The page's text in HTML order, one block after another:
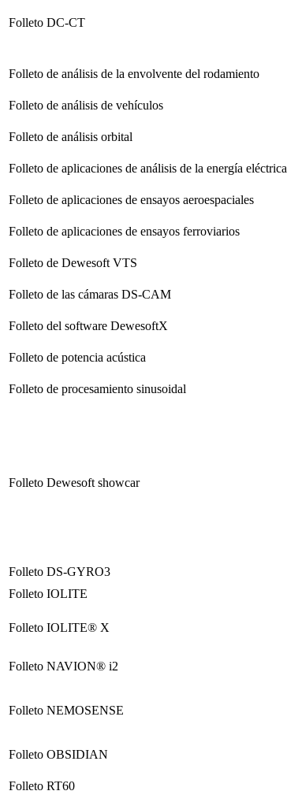
Folleto DC-CT
Folleto de análisis de la envolvente del rodamiento
Folleto de análisis de vehículos
Folleto de análisis orbital
Folleto de aplicaciones de análisis de la energía eléctrica
Folleto de aplicaciones de ensayos aeroespaciales
Folleto de aplicaciones de ensayos ferroviarios
Folleto de Dewesoft VTS
Folleto de las cámaras DS-CAM
Folleto del software DewesoftX
Folleto de potencia acústica
Folleto de procesamiento sinusoidal
Folleto Dewesoft showcar
Folleto DS-GYRO3
Folleto IOLITE
Folleto IOLITE® X
Folleto NAVION® i2
Folleto NEMOSENSE
Folleto OBSIDIAN
Folleto RT60